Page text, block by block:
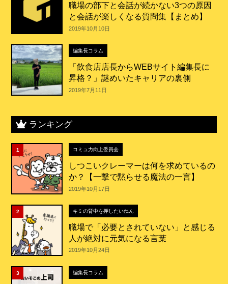
職場の部下と会話が続かない3つの原因
と会話が楽しくなる質問集【まとめ】
2019年10月10日
編集長コラム
「飲食店店長からWEBサイト編集長に
昇格？」謎めいたキャリアの裏側
2019年7月11日
ランキング
1 コミュ力向上委員会
しつこいクレーマーは何を求めているの
か？【一撃で黙らせる魔法の一言】
2019年10月17日
2 キミの背中を押したいねん
職場で「必要とされていない」と感じる
人が絶対に元気になる言葉
2019年10月24日
3 編集長コラム